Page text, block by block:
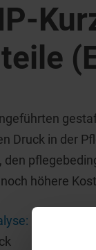
Druck in der
den
höhere